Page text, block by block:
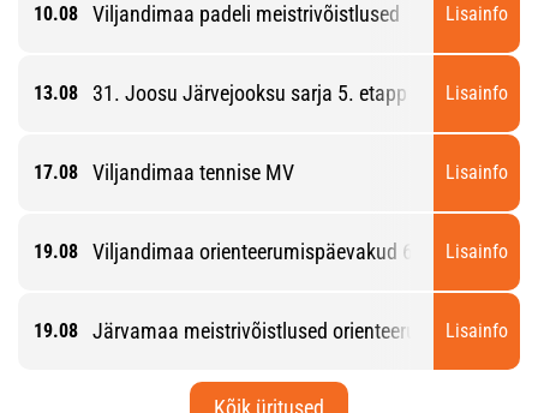
10.08 Viljandimaa padeli meistrivõistlused Lisainfo
13.08 31. Joosu Järvejooksu sarja 5. etapp Lisainfo
17.08 Viljandimaa tennise MV Lisainfo
19.08 Viljandimaa orienteerumispäevakud 6. etappLisainfo
19.08 Järvamaa meistrivõistlused orienteerumise lühirajal
Lisainfo
Kõik üritused